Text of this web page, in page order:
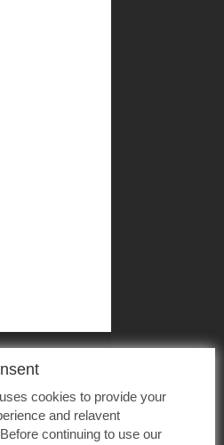
cookies to provide your
and relavent
continuing to use our